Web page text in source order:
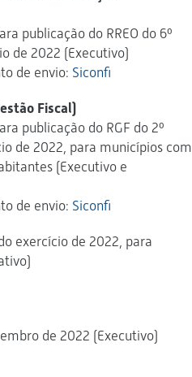
publicação do RREO do 6º
de 2022 (Executivo)
de envio: Siconfi
Fiscal)
publicação do RGF do 2º
de 2022, para municípios com
(Executivo e
de envio: Siconfi
exercício de 2022, para
de 2022 (Executivo)